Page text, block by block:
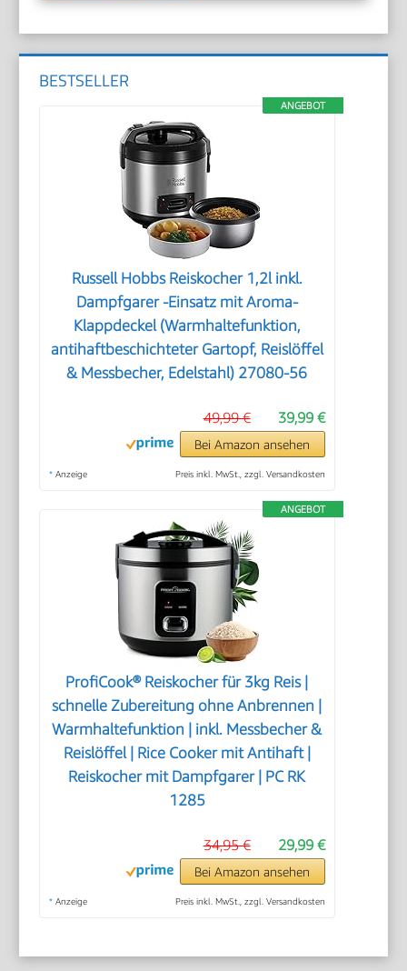
BESTSELLER
ANGEBOT
Russell Hobbs Reiskocher 1,2l inkl.
Dampfgarer -Einsatz mit Aroma-
Klappdeckel (Warmhaltefunktion,
antihaftbeschichteter Gartopf, Reislöffel
& Messbecher, Edelstahl) 27080-56
39,99 €
49,99 €
Bei Amazon ansehen
* Anzeige Preis inkl. MwSt., zzgl. Versandkosten
ANGEBOT
ProfiCook® Reiskocher für 3kg Reis |
schnelle Zubereitung ohne Anbrennen |
Warmhaltefunktion | inkl. Messbecher &
Reislöffel | Rice Cooker mit Antihaft |
Reiskocher mit Dampfgarer | PC RK
1285
29,99 €
34,95 €
Bei Amazon ansehen
* Anzeige Preis inkl. MwSt., zzgl. Versandkosten